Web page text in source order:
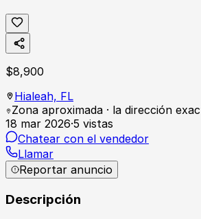
$8,900
Hialeah, FL
Zona aproximada · la dirección
18 mar 2026·5 vistas
Chatear con el vendedor
Llamar
Reportar anuncio
Descripción